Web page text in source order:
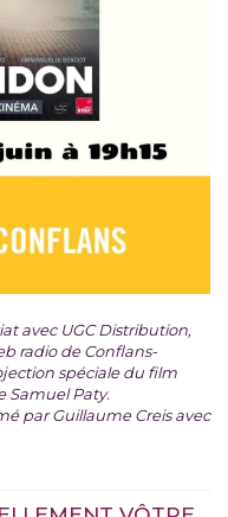
avec UGC Distribution,
radio de Conflans-
spéciale du film
Samuel Paty.
par Guillaume Creis avec